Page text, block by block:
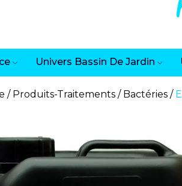
Univers Bassin De Jardin
Produits-Traitements Bactéries